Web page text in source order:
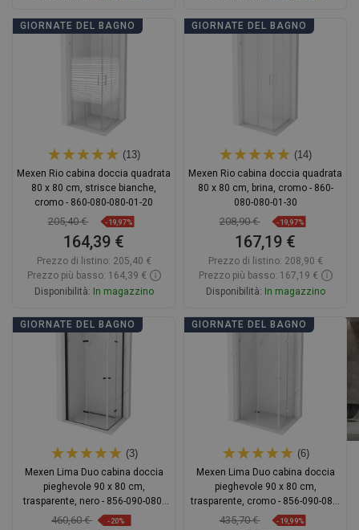
Aggiungi al carrello Aggiungi al carrello
GIORNATE DEL BAGNO
(13)
Mexen Rio cabina doccia quadrata
80 x 80 cm, strisce bianche,
cromo - 860-080-080-01-20
205,40 € -19,97%
164,39 €
Prezzo di listino: 205,40 €
Prezzo più basso: 164,39 €
Disponibilità: In magazzino
Aggiungi al carrello
GIORNATE DEL BAGNO
(14)
Mexen Rio cabina doccia quadrata
80 x 80 cm, brina, cromo - 860-
080-080-01-30
208,90 € -19,97%
167,19 €
Prezzo di listino: 208,90 €
Prezzo più basso: 167,19 €
Disponibilità: In magazzino
Aggiungi al carrello
GIORNATE DEL BAGNO
(3)
Mexen Lima Duo cabina doccia
pieghevole 90 x 80 cm,
trasparente, nero - 856-090-080-
70-00-02
460,60 € -20%
GIORNATE DEL BAGNO
(6)
Mexen Lima Duo cabina doccia
pieghevole 90 x 80 cm,
trasparente, cromo - 856-090-080-
02-00
435,70 € -19,99%